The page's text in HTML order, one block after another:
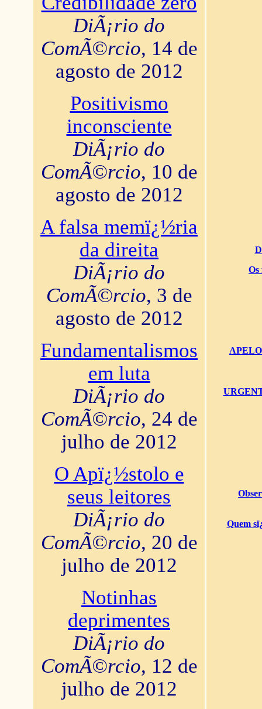
DiÃ¡rio do
ComÃ©rcio, 14 de
agosto de 2012
Positivismo
inconsciente
DiÃ¡rio do
ComÃ©rcio, 10 de
agosto de 2012
A falsa memï¿½ria
da direita
DiÃ¡rio do
ComÃ©rcio, 3 de
agosto de 2012
Fundamentalismos
em luta
DiÃ¡rio do
ComÃ©rcio, 24 de
julho de 2012
O Apï¿½stolo e
seus leitores
DiÃ¡rio do
ComÃ©rcio, 20 de
julho de 2012
Notinhas
deprimentes
DiÃ¡rio do
ComÃ©rcio, 12 de
julho de 2012
Os
Quem